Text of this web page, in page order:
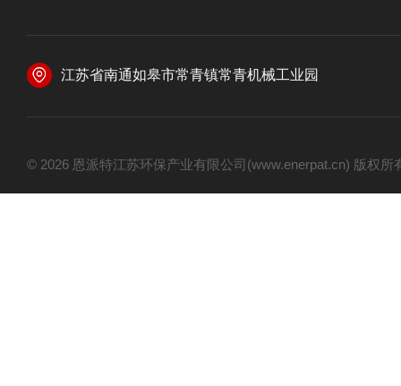
江苏省南通如皋市常青镇常青机械工业园
© 2026 恩派特江苏环保产业有限公司(www.enerpat.cn) 版权